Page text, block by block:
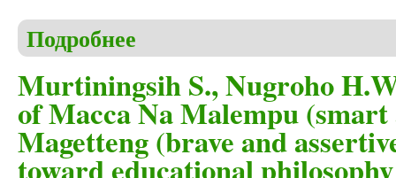
Подробнее
Murtiningsih S., Nugroho
of Macca Na Malempu
Magetteng (brave and
toward educational